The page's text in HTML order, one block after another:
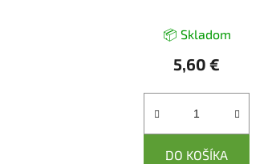
📦 Skladom
5,60 €
DO KOŠÍKA